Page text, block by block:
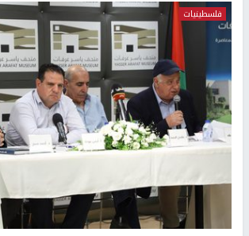
فلسطينيات